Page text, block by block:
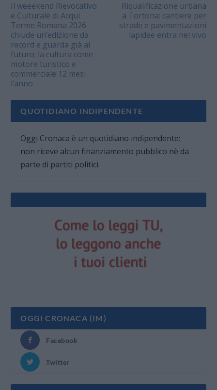
Il weeekend Rievocativo
e Culturale di Acqui
Terme Romana 2026
chiude un’edizione da
record e guarda già al
futuro: la cultura come
motore turistico e
commerciale 12 mesi
l’anno
Riqualificazione urbana
a Tortona: cantiere per
strade e pavimentazioni
lapidee entra nel vivo
QUOTIDIANO INDIPENDENTE
Oggi Cronaca è un quotidiano indipendente:
non riceve alcun finanziamento pubblico nè da
parte di partiti politici.
OGGI CRONACA (IM)
Facebook
Twitter